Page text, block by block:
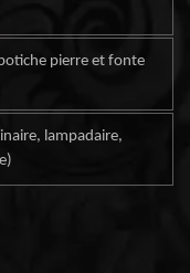
pierre et fonte
lampadaire,